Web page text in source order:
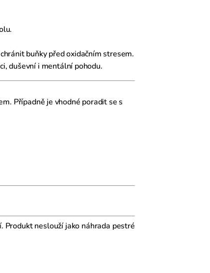
buňky před oxidačním stresem.
duševní i mentální pohodu.
Případně je vhodné poradit se s
Produkt neslouží jako náhrada pestré